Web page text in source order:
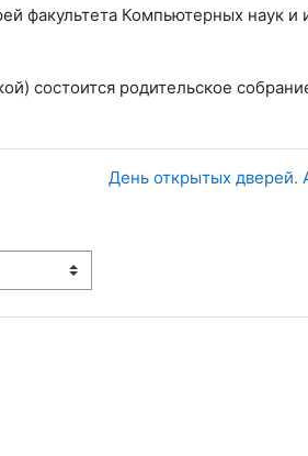
факультета Компьютерных наук
состоится родительское
День открытых дверей.